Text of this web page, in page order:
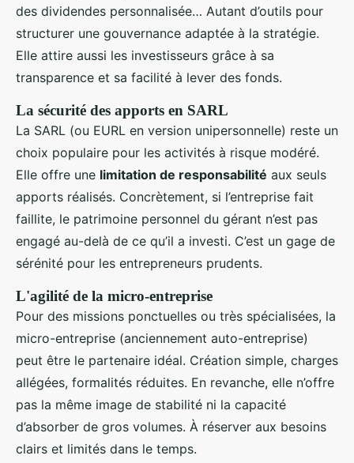
des dividendes personnalisée… Autant d’outils pour
structurer une gouvernance adaptée à la stratégie.
Elle attire aussi les investisseurs grâce à sa
transparence et sa facilité à lever des fonds.
La sécurité des apports en SARL
La SARL (ou EURL en version unipersonnelle) reste un
choix populaire pour les activités à risque modéré.
Elle offre une limitation de responsabilité aux seuls
apports réalisés. Concrètement, si l’entreprise fait
faillite, le patrimoine personnel du gérant n’est pas
engagé au-delà de ce qu’il a investi. C’est un gage de
sérénité pour les entrepreneurs prudents.
L'agilité de la micro-entreprise
Pour des missions ponctuelles ou très spécialisées, la
micro-entreprise (anciennement auto-entreprise)
peut être le partenaire idéal. Création simple, charges
allégées, formalités réduites. En revanche, elle n’offre
pas la même image de stabilité ni la capacité
d’absorber de gros volumes. À réserver aux besoins
clairs et limités dans le temps.